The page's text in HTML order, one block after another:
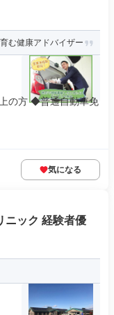
む健康アドバイザー
の方 ◆普通自動車免
気になる
ニック 経験者優